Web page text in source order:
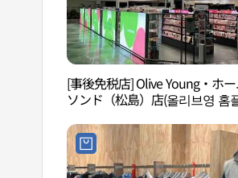
[事後免税店] Olive Young・ホ
ソンド（松島）店(올리브영 홈